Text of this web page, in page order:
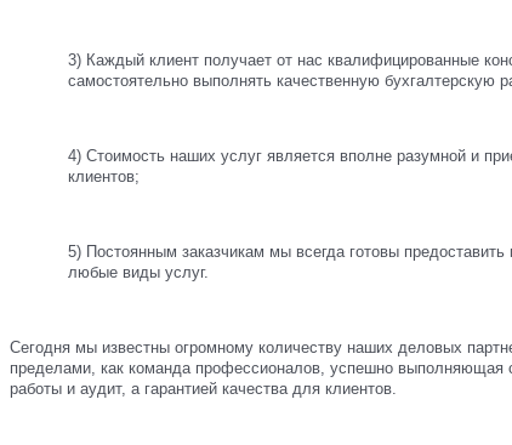
3) Каждый клиент получает от нас квалифицированные
самостоятельно выполнять качественную бухгалтерскую
4) Стоимость наших услуг является вполне разумной и
клиентов;
5) Постоянным заказчикам мы всегда готовы
любые виды услуг.
Сегодня мы известны огромному количеству наших деловых
пределами, как команда профессионалов, успешно выполняющая
работы и аудит, а гарантией качества для клиентов.